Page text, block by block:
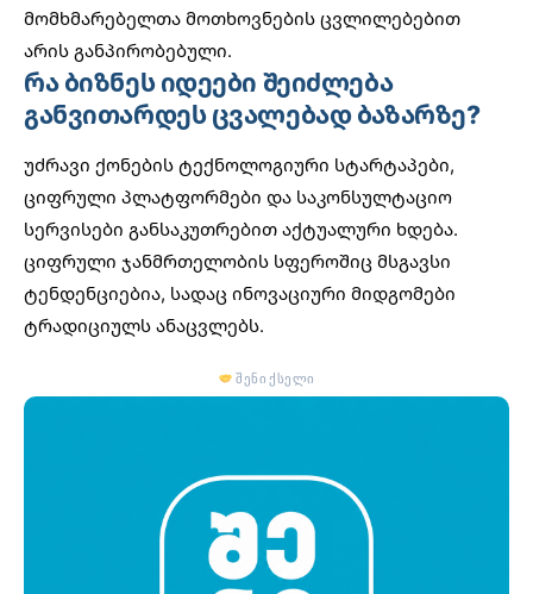
მომხმარებელთა მოთხოვნების ცვლილებებით
არის განპირობებული.
რა ბიზნეს იდეები შეიძლება
განვითარდეს ცვალებად ბაზარზე?
უძრავი ქონების ტექნოლოგიური სტარტაპები,
ციფრული პლატფორმები და საკონსულტაციო
სერვისები განსაკუთრებით აქტუალური ხდება.
ციფრული ჯანმრთელობის სფეროშიც მსგავსი
ტენდენციებია, სადაც ინოვაციური მიდგომები
ტრადიციულს ანაცვლებს.
შენი ქსელი